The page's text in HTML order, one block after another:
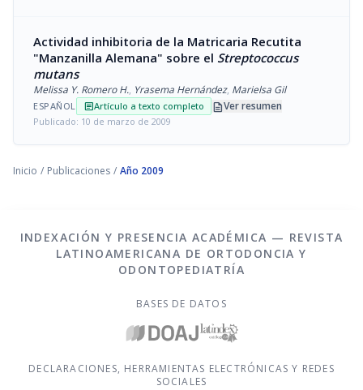
Actividad inhibitoria de la Matricaria Recutita
"Manzanilla Alemana" sobre el Streptococcus
mutans
Melissa Y. Romero H., Yrasema Hernández, Marielsa Gil
ESPAÑOL articleArtículo a texto completo descriptionVer resumen
Publicado: 10 de marzo de 2009
Inicio / Publicaciones / Año 2009
INDEXACIÓN Y PRESENCIA ACADÉMICA — REVISTA
LATINOAMERICANA DE ORTODONCIA Y
ODONTOPEDIATRÍA
BASES DE DATOS
DECLARACIONES, HERRAMIENTAS ELECTRÓNICAS Y REDES
SOCIALES